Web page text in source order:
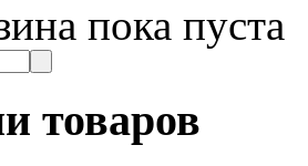
пока пуста
товаров